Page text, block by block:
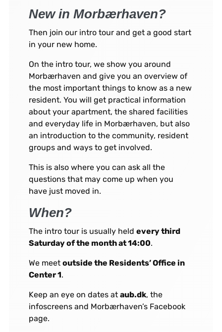
New in Morbærhaven?
Then join our intro tour and get a good start
in your new home.
On the intro tour, we show you around
Morbærhaven and give you an overview of
the most important things to know as a new
resident. You will get practical information
about your apartment, the shared facilities
and everyday life in Morbærhaven, but also
an introduction to the community, resident
groups and ways to get involved.
This is also where you can ask all the
questions that may come up when you
have just moved in.
When?
The intro tour is usually held every third
Saturday of the month at 14:00.
We meet outside the Residents’ Office in
Center 1.
Keep an eye on dates at aub.dk, the
infoscreens and Morbærhaven’s Facebook
page.